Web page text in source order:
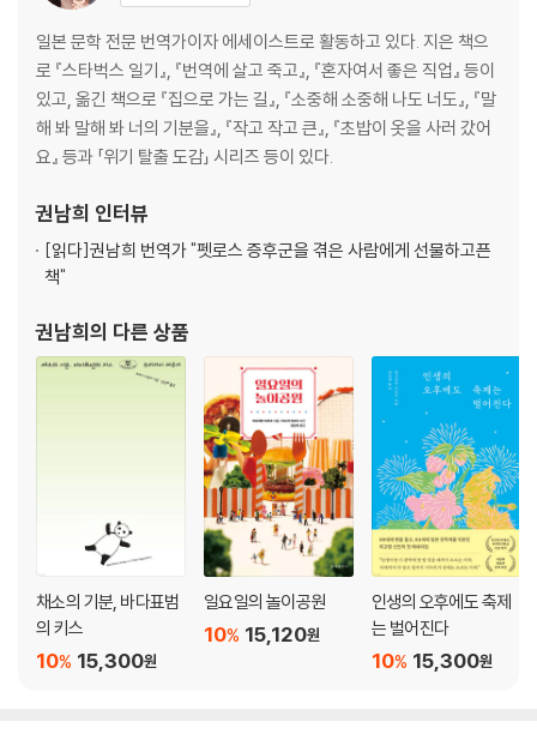
일본 문학 전문 번역가이자 에세이스트로 활동하고 있다. 지은 책으
로 『스타벅스 일기』, 『번역에 살고 죽고』, 『혼자여서 좋은 직업』 등이
있고, 옮긴 책으로 『집으로 가는 길』, 『소중해 소중해 나도 너도』, 『말
해 봐 말해 봐 너의 기분을』, 『작고 작고 큰』, 『초밥이 옷을 사러 갔어
요』 등과 「위기 탈출 도감」 시리즈 등이 있다.
권남희 인터뷰
[읽다]권남희 번역가 "펫로스 증후군을 겪은 사람에게 선물하고픈
책"
권남희의 다른 상품
채소의 기분, 바다표범
의 키스
15,300원
10%
일요일의 놀이공원
15,120원
10%
인생의 오후에도 축제
는 벌어진다
15,300원
10%